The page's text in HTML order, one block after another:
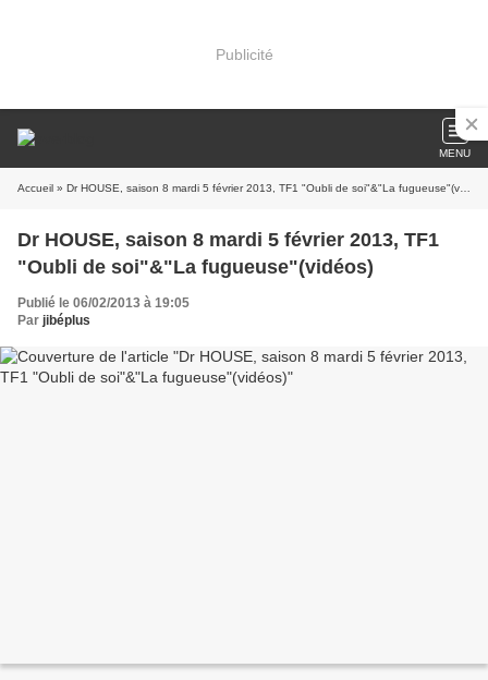
Publicité
MENU
Accueil » Dr HOUSE, saison 8 mardi 5 février 2013, TF1 "Oubli de soi"&"La fugueuse"(vidéos)
Dr HOUSE, saison 8 mardi 5 février 2013, TF1
"Oubli de soi"&"La fugueuse"(vidéos)
Publié le 06/02/2013 à 19:05
Par jibéplus